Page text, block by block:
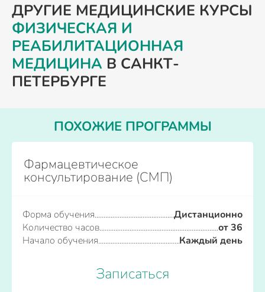
ДРУГИЕ МЕДИЦИНСКИЕ КУРСЫ
ФИЗИЧЕСКАЯ И
РЕАБИЛИТАЦИОННАЯ
МЕДИЦИНА В САНКТ-
ПЕТЕРБУРГЕ
ПОХОЖИЕ ПРОГРАММЫ
Фармацевтическое
консультирование (СМП)
Форма обучения
Дистанционно
Количество часов
от 36
Начало обучения
Каждый день
Записаться